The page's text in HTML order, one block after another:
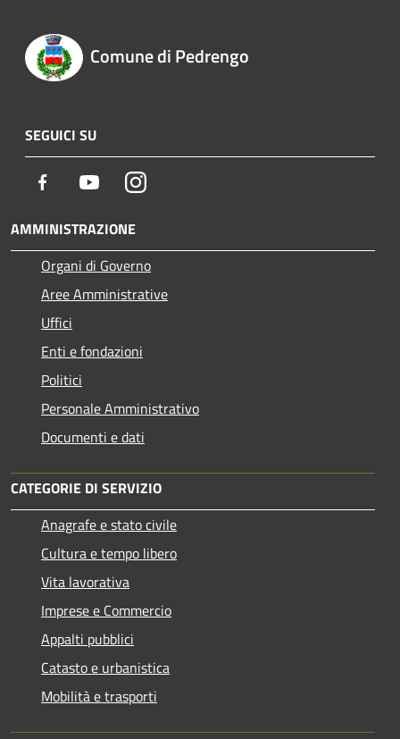
Comune di Pedrengo
SEGUICI SU
Facebook YoutubeInstagram
AMMINISTRAZIONE
Organi di Governo
Aree Amministrative
Uffici
Enti e fondazioni
Politici
Personale Amministrativo
Documenti e dati
CATEGORIE DI SERVIZIO
Anagrafe e stato civile
Cultura e tempo libero
Vita lavorativa
Imprese e Commercio
Appalti pubblici
Catasto e urbanistica
Mobilità e trasporti